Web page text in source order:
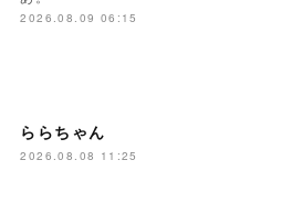
2026.08.09 06:15
ららちゃん
2026.08.08 11:25